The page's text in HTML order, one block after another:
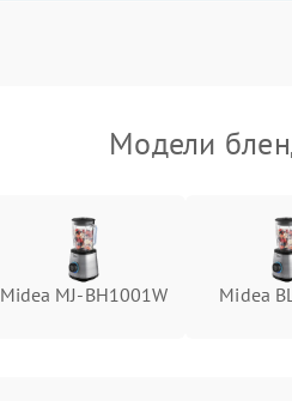
Модели
Midea MJ-BH1001W Midea